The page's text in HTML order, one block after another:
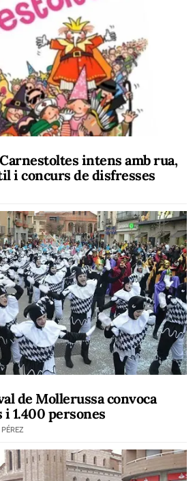
intens amb rua,
i concurs de disfresses
de Mollerussa convoca
1.400 persones